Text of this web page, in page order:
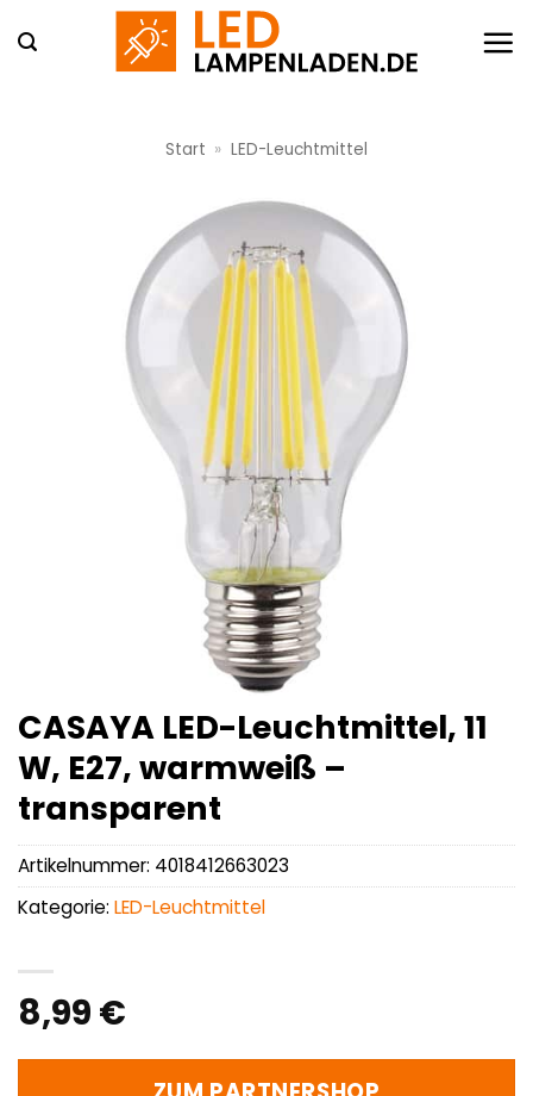
Inhalt
Start » LED-Leuchtmittel
CASAYA LED-Leuchtmittel, 11
W, E27, warmweiß –
transparent
8,99 €
Artikelnummer: 4018412663023
Kategorie: LED-Leuchtmittel